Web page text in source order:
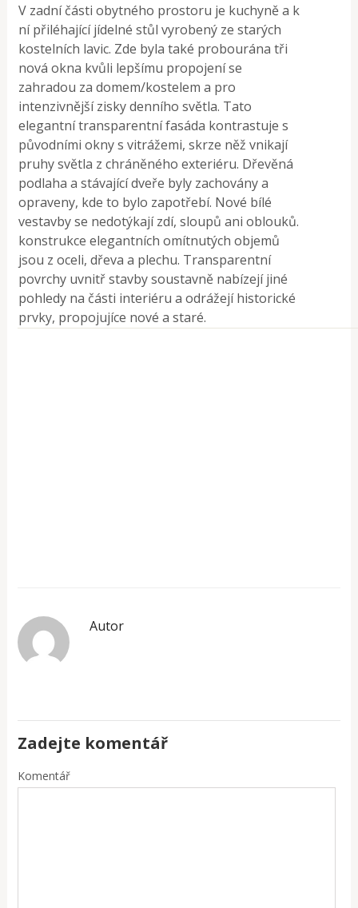
V zadní části obytného prostoru je kuchyně a k
ní přiléhající jídelné stůl vyrobený ze starých
kostelních lavic. Zde byla také probourána tři
nová okna kvůli lepšímu propojení se
zahradou za domem/kostelem a pro
intenzivnější zisky denního světla. Tato
elegantní transparentní fasáda kontrastuje s
původními okny s vitrážemi, skrze něž vnikají
pruhy světla z chráněného exteriéru. Dřevěná
podlaha a stávající dveře byly zachovány a
opraveny, kde to bylo zapotřebí. Nové bílé
vestavby se nedotýkají zdí, sloupů ani oblouků.
konstrukce elegantních omítnutých objemů
jsou z oceli, dřeva a plechu. Transparentní
povrchy uvnitř stavby soustavně nabízejí jiné
pohledy na části interiéru a odrážejí historické
prvky, propojujíce nové a staré.
Autor
Zadejte komentář
Komentář